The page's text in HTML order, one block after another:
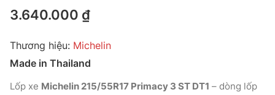
Made in Thailand
3.640.000 ₫
Thương hiệu: Michelin
Lốp xe Michelin 215/55R17 Primacy 3 ST DT1 – dòng lốp